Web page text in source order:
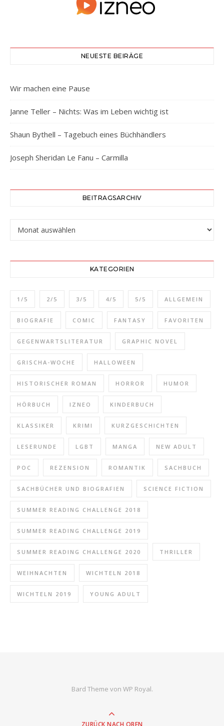
NEUESTE BEIRÄGE
Wir machen eine Pause
Janne Teller – Nichts: Was im Leben wichtig ist
Shaun Bythell – Tagebuch eines Büchhändlers
Joseph Sheridan Le Fanu – Carmilla
BEITRAGSARCHIV
KATEGORIEN
1/5 2/5 3/5 4/5 5/5 ALLGEMEIN
BIOGRAFIE COMIC FANTASY FAVORITEN
GEGENWARTSLITERATUR GRAPHIC NOVEL
GRISCHA-WOCHE HALLOWEEN
HISTORISCHER ROMAN HORROR HUMOR
HÖRBUCH IZNEO KINDERBUCH
KLASSIKER KRIMI KURZGESCHICHTEN
LESERUNDE LGBT MANGA NEW ADULT
POC REZENSION ROMANTIK SACHBUCH
SACHBÜCHER UND BIOGRAFIEN SCIENCE FICTION
SUMMER READING CHALLENGE 2018
SUMMER READING CHALLENGE 2019
SUMMER READING CHALLENGE 2020 THRILLER
WEIHNACHTEN WICHTELN 2018
WICHTELN 2019 YOUNG ADULT
Bard Theme von WP Royal.
ZURÜCK NACH OBEN